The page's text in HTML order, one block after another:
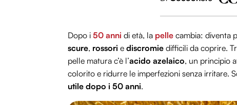
Dopo i 50 anni di età, la pelle cambia: diventa
scure, rossori e discromie difficili da coprire.
pelle matura c’è l’acido azelaico, un principio
colorito e ridurre le imperfezioni senza irritare.
utile dopo i 50 anni.